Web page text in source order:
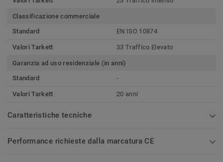
Classificazione commerciale
Standard
EN ISO 10874
Valori Tarkett 33 Traffico Elevato
Garanzia ad uso residenziale (in anni)
Standard
-
Valori Tarkett 20 anni
Caratteristiche tecniche
Performance richieste dalla marcatura CE